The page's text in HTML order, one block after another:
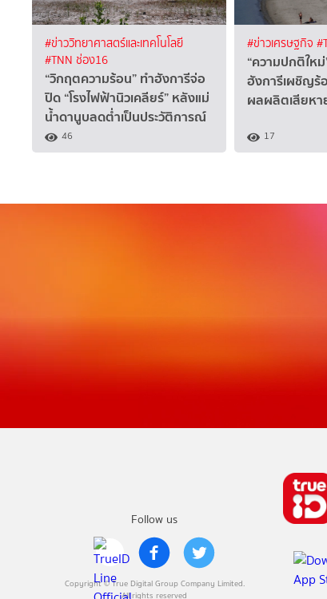
#ข่าววิทยาศาสตร์และเทคโนโลยี
#TNN ช่อง16
“วิกฤตความร้อน” ทำฮังการีจ่อ
ปิด “โรงไฟฟ้านิวเคลียร์” หลังแม่
น้ำดานูบลดต่ำเป็นประวัติการณ์
46
#ข่าวเศรษฐกิจ
“ความปกติให
ฮังการีเผชิญ
ผลผลิตเสียห
17
Follow us
Copyright © True Digital Group Company Limited.
All rights reserved